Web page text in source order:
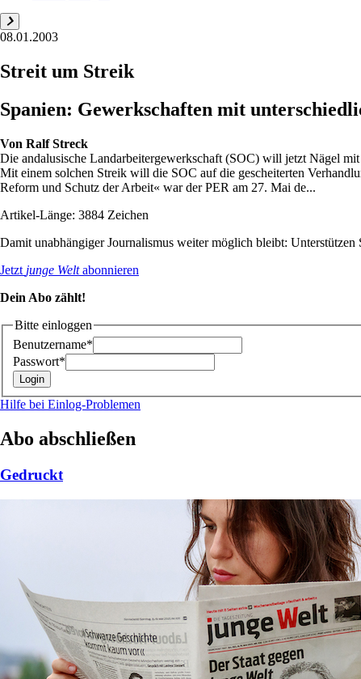
08.01.2003
Streit um Streik
Spanien: Gewerkschaften mit
Von Ralf Streck
Die andalusische Landarbeitergewerkschaft (SOC) will jetzt Nägel
Mit einem solchen Streik will die SOC auf die gescheiterten
Reform und Schutz der Arbeit« war der PER am 27. Mai de...
Artikel-Länge: 3884 Zeichen
Damit unabhängiger Journalismus weiter möglich bleibt:
Jetzt junge Weltabonnieren
Dein Abo zählt!
Bitte einloggen
Benutzername*
Passwort*
Hilfe bei Einlog-Problemen
Abo abschließen
Gedruckt